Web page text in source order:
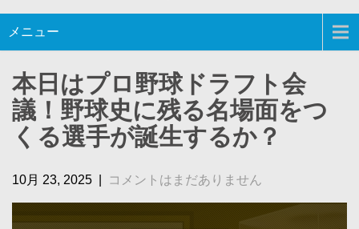
メニュー
本日はプロ野球ドラフト会
議！野球史に残る名場面をつ
くる選手が誕生するか？
10月 23, 2025 コメントはまだありません